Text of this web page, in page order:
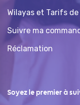
Wilayas et Tarifs
Suivre ma
Réclamation
Soyez le premier à